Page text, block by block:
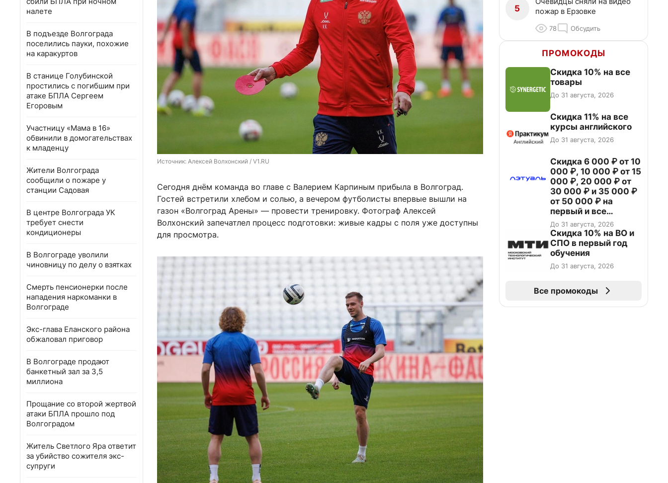
налете
В подъезде Волгограда
поселились пауки, похожие
на каракуртов
В станице Голубинской
простились с погибшим при
атаке БПЛА Сергеем
Егоровым
Участницу «Мама в 16»
обвинили в домогательствах
к младенцу
Жители Волгограда
сообщили о пожаре у
станции Садовая
В центре Волгограда УК
требует снести
кондиционеры
В Волгограде уволили
чиновницу по делу о взятках
Смерть пенсионерки после
нападения наркоманки в
Волгограде
Экс-глава Еланского района
обжаловал приговор
В Волгограде продают
банкетный зал за 3,5
миллиона
Прощание со второй жертвой
атаки БПЛА прошло под
Волгоградом
Житель Светлого Яра ответит
за убийство сожителя экс-
супруги
Источник: Алексей Волхонский / V1.RU
Сегодня днём команда во главе с Валерием Карпиным прибыла в Волгоград.
Гостей встретили хлебом и солью, а вечером футболисты впервые вышли на
газон «Волгоград Арены» — провести тренировку. Фотограф Алексей
Волхонский запечатлел процесс подготовки: живые кадры с поля уже доступны
для просмотра.
5
пожар в Ерзовке
78 Обсудить
ПРОМОКОДЫ
Скидка 10% на все
товары
До 31 августа, 2026
Скидка 11% на все
курсы английского
До 31 августа, 2026
Скидка 6 000 ₽ от 10
000 ₽, 10 000 ₽ от 15
000 ₽, 20 000 ₽ от
30 000 ₽ и 35 000 ₽
от 50 000 ₽ на
первый и все
повторные заказы по
промокоду НАБЕРИ
До 31 августа, 2026
Скидка 10% на ВО и
СПО в первый год
обучения
До 31 августа, 2026
Все промокоды